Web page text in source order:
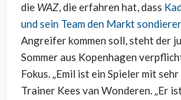
die WAZ, die erfahren hat, dass
und sein Team den Markt
Angreifer kommen soll, steht der
Sommer aus Kopenhagen
Fokus. „Emil ist ein Spieler mit
Trainer Kees van Wonderen. „Er